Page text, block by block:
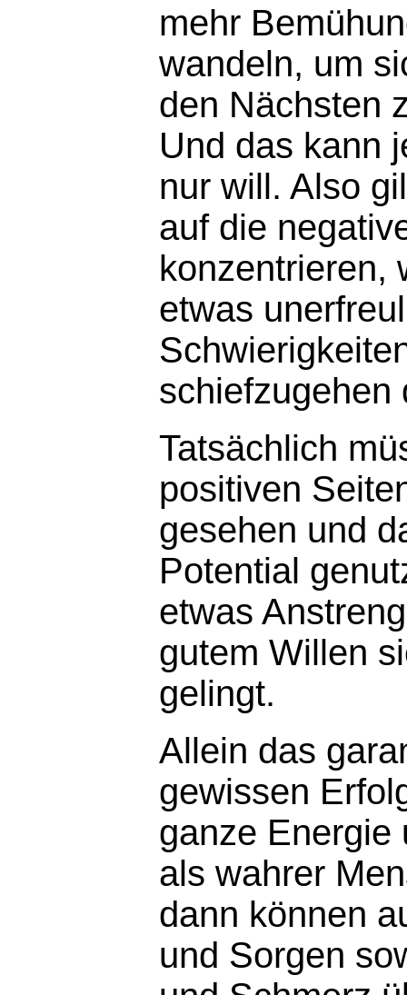
mehr
wandeln, um
den Nächsten
Und das kann
nur will. Also
auf die
konzentrieren,
etwas
schiefzugehen
Tatsächlich
positiven
gesehen und
Potential
etwas
gutem Willen
gelingt.
Allein das
gewissen
ganze Energie
als wahrer
dann können
und Sorgen